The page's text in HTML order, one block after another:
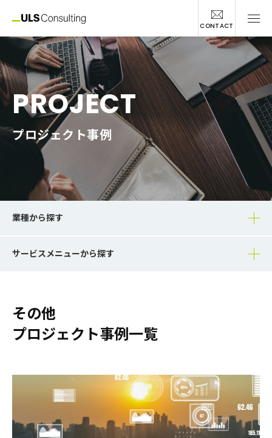
CONTACT
PROJECT
プロジェクト事例
業種から探す
サービスメニューから探す
その他
プロジェクト事例一覧